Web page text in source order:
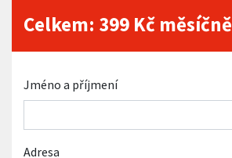
Celkem: 399 Kč měsíčně
Jméno a příjmení
Adresa